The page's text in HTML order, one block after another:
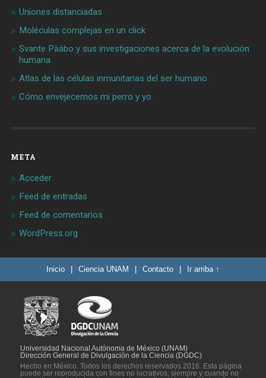
Uniones distanciadas
Moléculas complejas en un click
Svante Pääbo y sus investigaciones acerca de la evolución
humana
Atlas de las células inmunitarias del ser humano
Cómo envejecemos mi perro y yo
META
Acceder
Feed de entradas
Feed de comentarios
WordPress.org
Inicio Ciencia UNAM Contacto Ir arriba ↑
Universidad Nacional Autónoma de México (UNAM)
Dirección General de Divulgación de la Ciencia (DGDC)
Hecho en México. Todos los derechos reservados 2016. Esta página
puede ser reproducida con fines no lucrativos, siempre y cuando no